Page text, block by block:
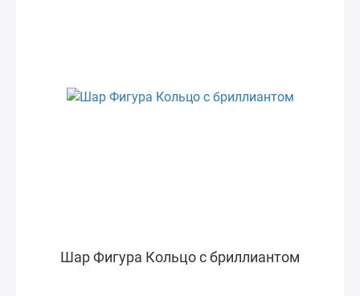
Шар Фигура Кольцо с бриллиантом